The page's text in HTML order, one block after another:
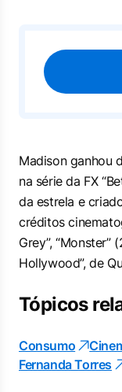
Madison ganhou
na série da FX
da estrela e
créditos
Grey”, “Monster”
Hollywood”, de
Tópicos
Consumo
Fernanda Torres